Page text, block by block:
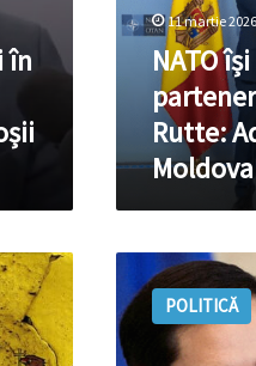
în
Chișinăul.
Mark
Rutte:
Admir
face
Moldova
11 martie 2026
NATO
Rutte:
Moldova
lui
Marco
Rubio
POLITICĂ